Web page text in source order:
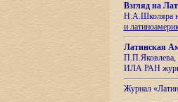
Взгляд на
Н.А.Школяра
и
Латинская
П.П.Яковлева,
ИЛА РАН
Журнал